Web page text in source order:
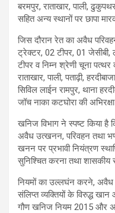
बरमपुर, राताखार, पाली,
सहित अन्य स्थानों पर छापा
जिस दौरान रेत का अवैध
ट्रेक्टर, 02 टीपर, 01
टीपर व निम्न श्रेणी चूना
राताखार, पाली, पताढ़ी,
सिविल लाईन रामपुर, थाना
जॉच नाका कटघोरा की
खनिज विभाग ने स्पष्ट किया है
अवैध उत्खनन, परिवहन तथा
खनन पर प्रभावी नियंत्रण
सुनिश्चित करना तथा शासकीय
नियमों का उल्लघंन करने, अवैध
संलिप्त व्यक्तियों के विरुद्ध
गौण खनिज नियम 2015 और